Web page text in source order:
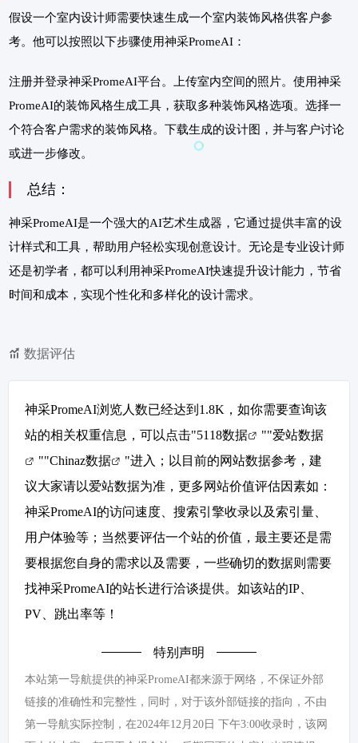
假设一个室内设计师需要快速生成一个室内装饰风格供客户参
考。他可以按照以下步骤使用神采PromeAI：
注册并登录神采PromeAI平台。上传室内空间的照片。使用神采
PromeAI的装饰风格生成工具，获取多种装饰风格选项。选择一
个符合客户需求的装饰风格。下载生成的设计图，并与客户讨论
或进一步修改。
总结：
神采PromeAI是一个强大的AI艺术生成器，它通过提供丰富的设
计样式和工具，帮助用户轻松实现创意设计。无论是专业设计师
还是初学者，都可以利用神采PromeAI快速提升设计能力，节省
时间和成本，实现个性化和多样化的设计需求。
数据评估
神采PromeAI浏览人数已经达到1.8K，如你需要查询该
站的相关权重信息，可以点击"5118数据 ""爱站数据
""Chinaz数据
"进入；以目前的网站数据参考，建
议大家请以爱站数据为准，更多网站价值评估因素如：
神采PromeAI的访问速度、搜索引擎收录以及索引量、
用户体验等；当然要评估一个站的价值，最主要还是需
要根据您自身的需求以及需要，一些确切的数据则需要
找神采PromeAI的站长进行洽谈提供。如该站的IP、
PV、跳出率等！
特别声明
本站第一导航提供的神采PromeAI都来源于网络，不保证外部
链接的准确性和完整性，同时，对于该外部链接的指向，不由
第一导航实际控制，在2024年12月20日 下午3:00收录时，该网